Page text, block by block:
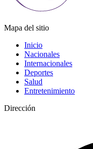
Mapa del sitio
Inicio
Nacionales
Internacionales
Deportes
Salud
Entretenimiento
Dirección